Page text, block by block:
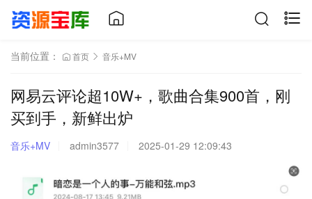
当前位置： 首页 音乐+MV
网易云评论超10W+，歌曲合集900首，刚
买到手，新鲜出炉
音乐+MV admin3577 2025-01-29 12:09:43